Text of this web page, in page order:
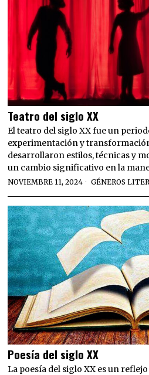
Teatro del siglo XX
El teatro del siglo XX fue un
experimentación y
desarrollaron estilos, técnicas y
un cambio significativo en la
NOVIEMBRE 11, 2024 GÉNEROS
Poesía del siglo XX
La poesía del siglo XX es un